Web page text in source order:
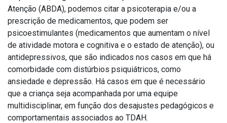
Atenção (ABDA), podemos citar a psicoterapia e/ou a
prescrição de medicamentos, que podem ser
psicoestimulantes (medicamentos que aumentam o nível
de atividade motora e cognitiva e o estado de atenção), ou
antidepressivos, que são indicados nos casos em que há
comorbidade com distúrbios psiquiátricos, como
ansiedade e depressão. Há casos em que é necessário
que a criança seja acompanhada por uma equipe
multidisciplinar, em função dos desajustes pedagógicos e
comportamentais associados ao TDAH.